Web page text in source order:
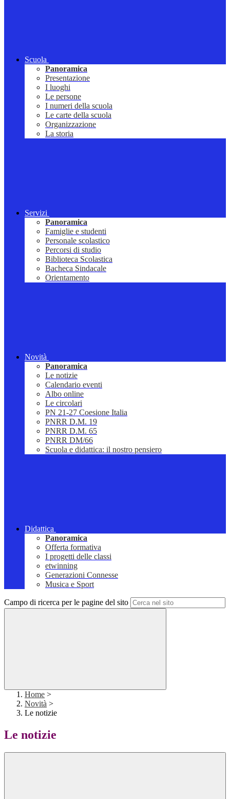
Scuola
Panoramica
Presentazione
I luoghi
Le persone
I numeri della scuola
Le carte della scuola
Organizzazione
La storia
Servizi
Panoramica
Famiglie e studenti
Personale scolastico
Percorsi di studio
Biblioteca Scolastica
Bacheca Sindacale
Orientamento
Novità
Panoramica
Le notizie
Calendario eventi
Albo online
Le circolari
PN 21-27 Coesione Italia
PNRR D.M. 19
PNRR D.M. 65
PNRR DM/66
Scuola e didattica: il nostro pensiero
Didattica
Panoramica
Offerta formativa
I progetti delle classi
etwinning
Generazioni Connesse
Musica e Sport
Campo di ricerca per le pagine del sito
Home >
Novità >
Le notizie
Le notizie